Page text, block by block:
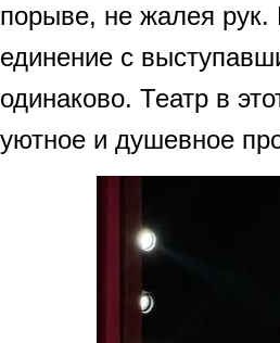
порыве, не жалея рук.
единение с
одинаково. Театр в
уютное и душевное